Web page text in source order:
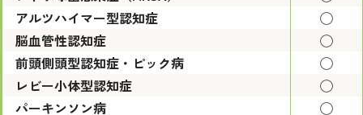
アルツハイマー型認知症
◯
脳血管性認知症
◯
前頭側頭型認知症・ピック病
◯
レビー小体型認知症
◯
パーキンソン病
◯